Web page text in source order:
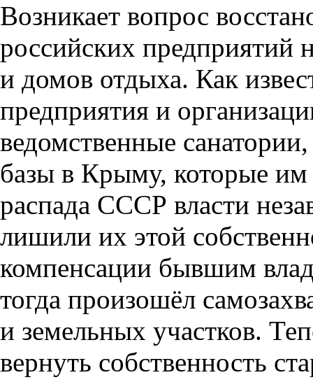
Возникает вопрос
российских предприятий
и домов отдыха. Как
предприятия и
ведомственные
базы в Крыму, которые
распада СССР власти
лишили их этой
компенсации бывшим
тогда произошёл
и земельных участков.
вернуть собственность